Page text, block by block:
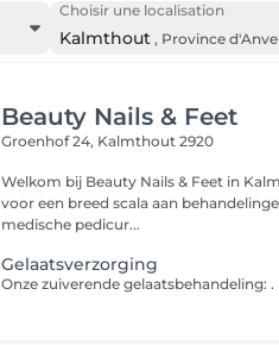
Choisir une localisation
Kalmthout , Province
Beauty Nails & Feet
Groenhof 24, Kalmthout 2920
Welkom bij Beauty Nails & Feet in Kalmthout. Bij mij
voor een breed scala aan
medische pedicur...
Gelaatsverzorging